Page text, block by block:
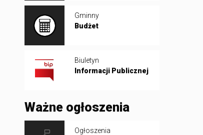
Gminny
Budżet
Biuletyn
Informacji Publicznej
Ważne ogłoszenia
Ogłoszenia